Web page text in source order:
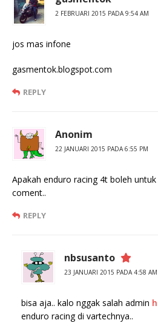
2 FEBRUARI 2015 PADA 9:54 AM
jos mas infone
gasmentok.blogspot.com
REPLY
Anonim
22 JANUARI 2015 PADA 6:55 PM
Apakah enduro racing 4t boleh untuk
coment..
REPLY
nbsusanto
23 JANUARI 2015 PADA 4:58 AM
bisa aja.. kalo nggak salah admin
enduro racing di vartechnya..